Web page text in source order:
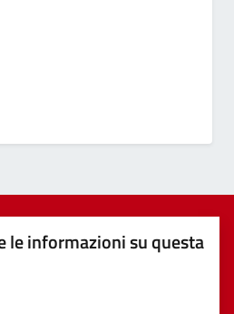
le informazioni su questa